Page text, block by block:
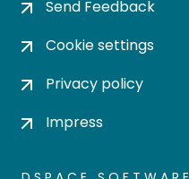
Send Feedback
Cookie settings
Privacy policy
Impress